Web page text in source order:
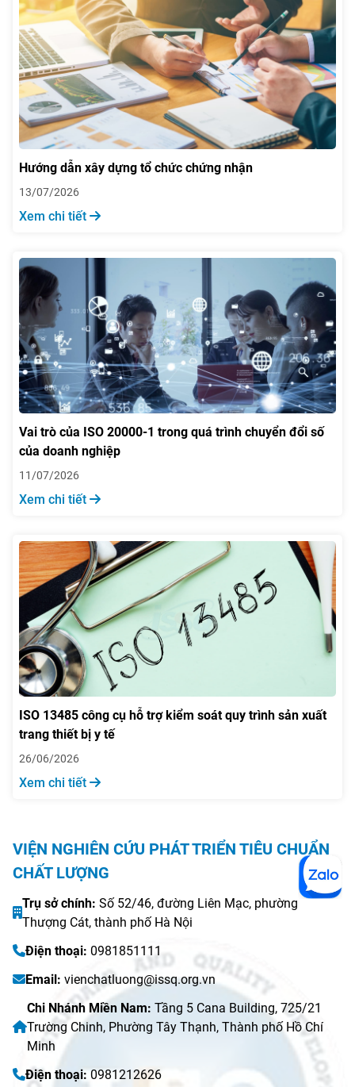
Hướng dẫn xây dựng tổ chức chứng nhận
13/07/2026
Xem chi tiết
Vai trò của ISO 20000-1 trong quá trình chuyển đổi số
của doanh nghiệp
11/07/2026
Xem chi tiết
ISO 13485 công cụ hỗ trợ kiểm soát quy trình sản xuất
trang thiết bị y tế
26/06/2026
Xem chi tiết
VIỆN NGHIÊN CỨU PHÁT TRIỂN TIÊU CHUẨN
CHẤT LƯỢNG
Trụ sở chính: Số 52/46, đường Liên Mạc, phường
Thượng Cát, thành phố Hà Nội
Điện thoại: 0981851111
Email: vienchatluong@issq.org.vn
Chi Nhánh Miền Nam: Tầng 5 Cana Building, 725/21
Trường Chinh, Phường Tây Thạnh, Thành phố Hồ Chí
Minh
Điện thoại: 0981212626